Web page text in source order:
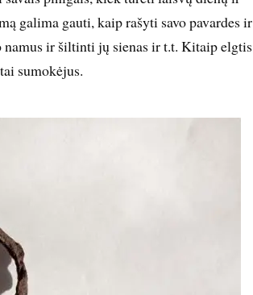
galima gauti, kaip rašyti savo pavardes ir
ir šiltinti jų sienas ir t.t. Kitaip elgtis
sumokėjus.